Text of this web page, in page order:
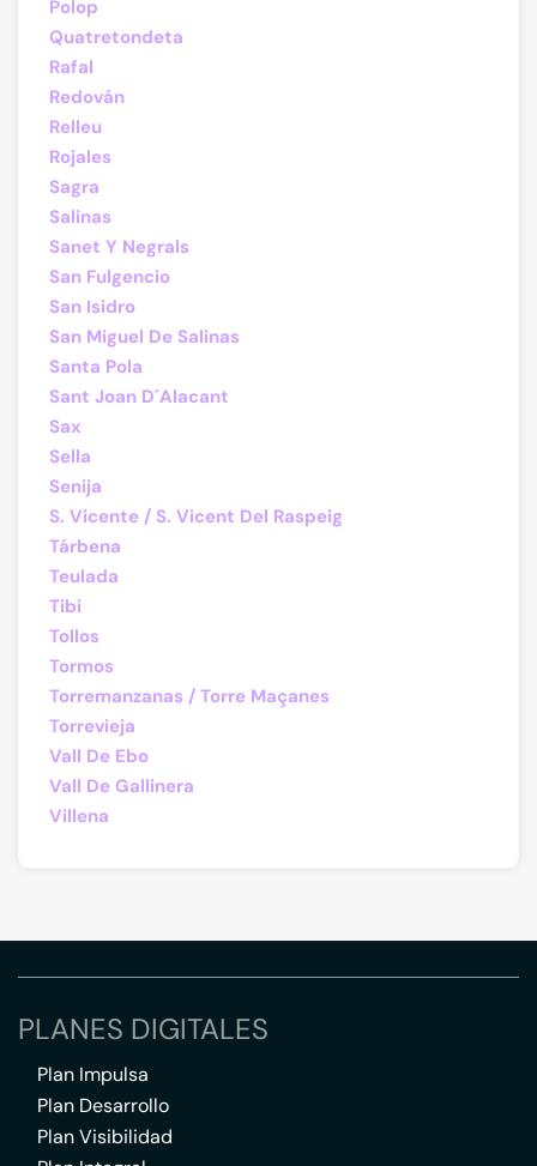
Polop
Quatretondeta
Rafal
Redován
Relleu
Rojales
Sagra
Salinas
Sanet Y Negrals
San Fulgencio
San Isidro
San Miguel De Salinas
Santa Pola
Sant Joan D´Alacant
Sax
Sella
Senija
S. Vicente / S. Vicent Del Raspeig
Tárbena
Teulada
Tibi
Tollos
Tormos
Torremanzanas / Torre Maçanes
Torrevieja
Vall De Ebo
Vall De Gallinera
Villena
PLANES DIGITALES
Plan Impulsa
Plan Desarrollo
Plan Visibilidad